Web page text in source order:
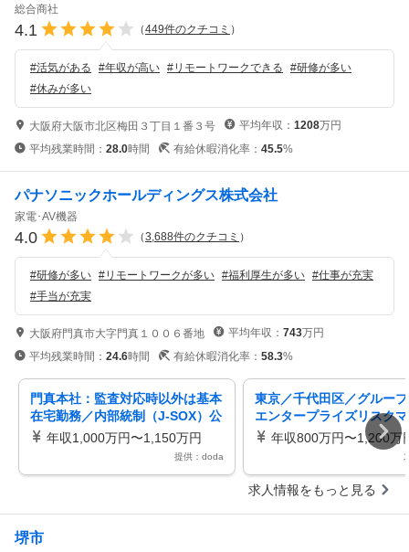
総合商社
4.1 （449件のクチコミ ）
#活気がある #年収が高い #リモートワークできる #研修が多い
#休みが多い
大阪府大阪市北区梅田３丁目１番３号 平均年収： 1208万円
平均残業時間： 28.0時間 有給休暇消化率： 45.5%
パナソニックホールディングス株式会社
家電･AV機器
4.0 （3,688件のクチコミ ）
#研修が多い #リモートワークが多い #福利厚生が多い #仕事が充実
#手当が充実
大阪府門真市大字門真１００６番地 平均年収： 743万円
平均残業時間： 24.6時間 有給休暇消化率： 58.3%
門真本社：監査対応時以外は基本
在宅勤務／内部統制（J-SOX）公
認会計士資格・英語力を活かす
年収1,000万円〜1,150万円
提供：doda
東京／千代田区／グルー
エンタープライズリスク
ント推進 リモート・フレ
年収800万円〜1,200万
求人情報をもっと見る
堺市